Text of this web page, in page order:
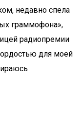
недавно спела
граммофона»,
радиопремии
для моей